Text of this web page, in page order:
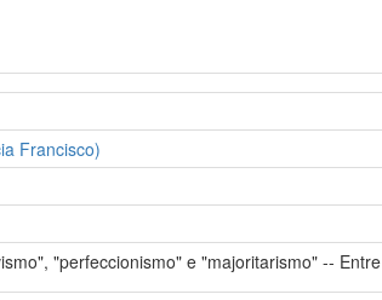
Francisco)
"perfeccionismo" e "majoritarismo" --